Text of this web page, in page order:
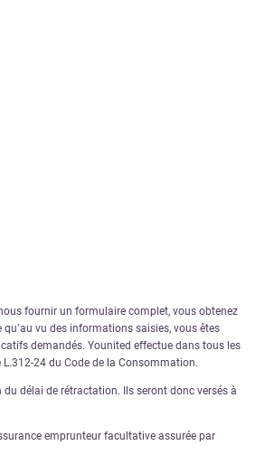
fournir un formulaire complet, vous obtenez
vu des informations saisies, vous êtes
demandés. Younited effectue dans tous les
24 du Code de la Consommation.
délai de rétractation. Ils seront donc versés à
emprunteur facultative assurée par